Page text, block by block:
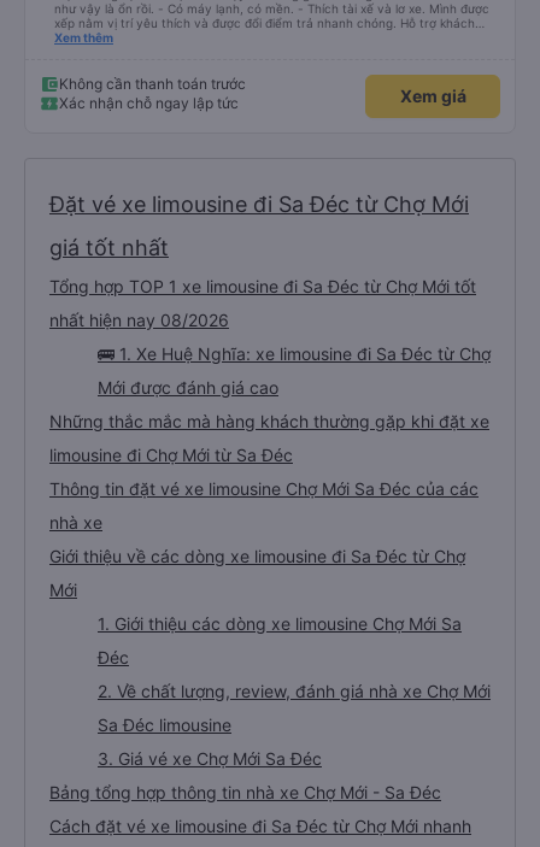
như vậy là ổn rồi. - Có máy lạnh, có mền. - Thích tài xế và lơ xe. Mình được
xếp nằm vị trí yêu thích và được đổi điểm trả nhanh chóng. Hỗ trợ khách
nhiệt tình, vui vẻ. - Bác tài đi xe mở nhạc làm mình hoài niệm về Sài Gòn
chờ nhà xe rộng rãi, thoáng mát, sạch sẽ, có nước uống, có ổ cắm sạc, có
nhà vệ sinh. - Thích phong cách làm việc của nhà xe: nhanh-gọn-lẹ, xúc
tích, đầy đủ, bài bản. Hợp gu kiểu du lịch bụi như mình.
Xem thêm
Không cần thanh toán trước
Xác nhận chỗ ngay lập tức
Xem giá
Đặt vé xe limousine đi Sa Đéc từ Chợ Mới
giá tốt nhất
Tổng hợp TOP 1 xe limousine đi Sa Đéc từ Chợ Mới tốt
nhất hiện nay 08/2026
🚌 1. Xe Huệ Nghĩa: xe limousine đi Sa Đéc từ Chợ
Mới được đánh giá cao
Những thắc mắc mà hàng khách thường gặp khi đặt xe
limousine đi Chợ Mới từ Sa Đéc
Thông tin đặt vé xe limousine Chợ Mới Sa Đéc của các
nhà xe
Giới thiệu về các dòng xe limousine đi Sa Đéc từ Chợ
Mới
1. Giới thiệu các dòng xe limousine Chợ Mới Sa
Đéc
2. Về chất lượng, review, đánh giá nhà xe Chợ Mới
Sa Đéc limousine
3. Giá vé xe Chợ Mới Sa Đéc
Bảng tổng hợp thông tin nhà xe Chợ Mới - Sa Đéc
Cách đặt vé xe limousine đi Sa Đéc từ Chợ Mới nhanh